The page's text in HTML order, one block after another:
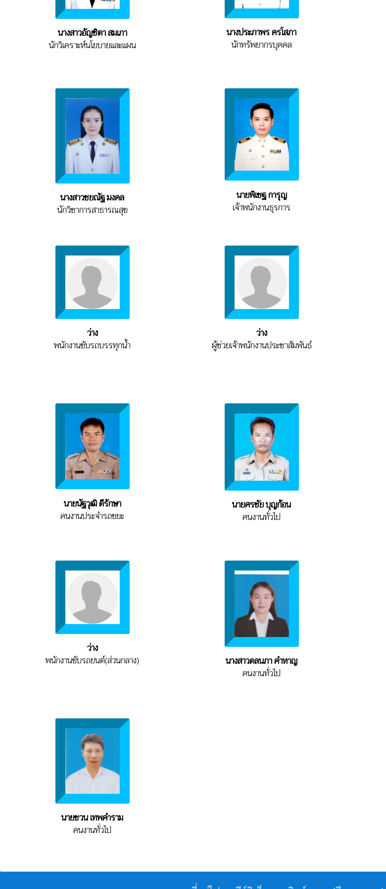
นางสาวอัญชิตา สมเภา
นักวิเคราะห์นโยบายและแผน
นางประภาพร ครโสภา
นักทรัพยากรบุคคล
นางสาวชยณัฐ มงคล
นักวิชาการสาธารณสุข
นายพิเชฐ การุญ
เจ้าพนักงานธุรการ
ว่าง
พนักงานขับรถบรรทุกน้ำ
ว่าง
ผู้ช่วยเจ้าพนักงานประชาสัมพันธ์
นายนัฐวุฒิ ดีรักษา
คนงานประจำรถขยะ
นายศรชัย บุญก้อน
คนงานทั่วไป
ว่าง
พนักงานขับรถยนต์(ส่วนกลาง)
นางสาวดลนภา คำหาญ
คนงานทั่วไป
นายชวน เทพคำราม
คนงานทั่วไป